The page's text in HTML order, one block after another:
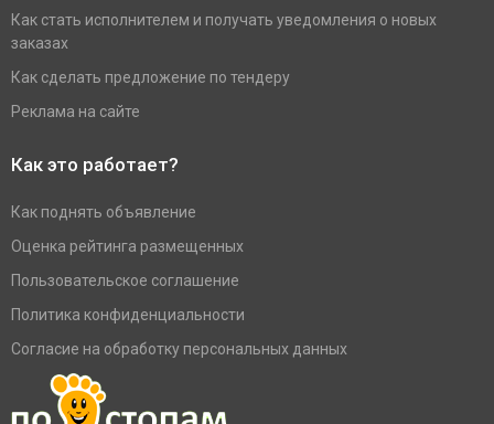
Как стать исполнителем и получать уведомления о новых
заказах
Как сделать предложение по тендеру
Реклама на сайте
Как это работает?
Как поднять объявление
Оценка рейтинга размещенных
Пользовательское соглашение
Политика конфиденциальности
Согласие на обработку персональных данных